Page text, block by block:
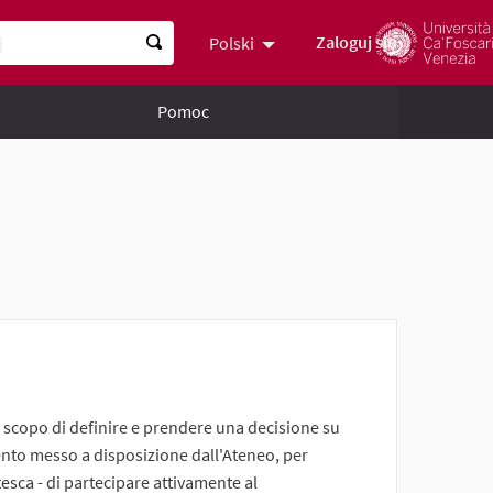
Polski Scegli la lingua Choose
Zaloguj się
Pomoc
di definire e prendere una decisione su
messo a disposizione dall'Ateneo, per
- di partecipare attivamente al